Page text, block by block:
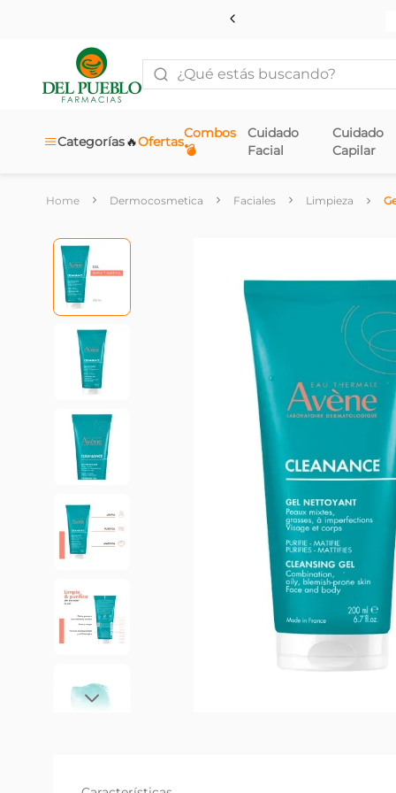
¿Qué estás buscando?
Categorías Ofertas
🔥
Combos
💣
Cuidado
Facial
Cuidado
Capilar
Dermocosmetica Faciales Limpieza